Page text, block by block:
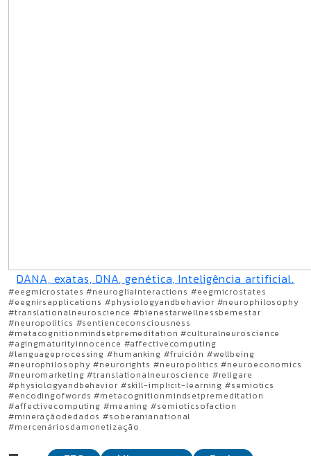
DANA, exatas, DNA, genética, Inteligência artificial.
#eegmicrostates #neurogliainteractions #eegmicrostates
#eegnirsapplications #physiologyandbehavior #neurophilosophy
#translationalneuroscience #bienestarwellnessbemestar
#neuropolitics #sentienceconsciousness
#metacognitionmindsetpremeditation #culturalneuroscience
#agingmaturityinnocence #affectivecomputing
#languageprocessing #humanking #fruición #wellbeing
#neurophilosophy #neurorights #neuropolitics #neuroeconomics
#neuromarketing #translationalneuroscience #religare
#physiologyandbehavior #skill-implicit-learning #semiotics
#encodingofwords #metacognitionmindsetpremeditation
#affectivecomputing #meaning #semioticsofaction
#mineraçãodedados #soberanianational
#mercenáriosdamonetização